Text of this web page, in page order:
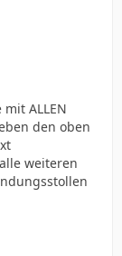
ALLEN
den oben
weiteren